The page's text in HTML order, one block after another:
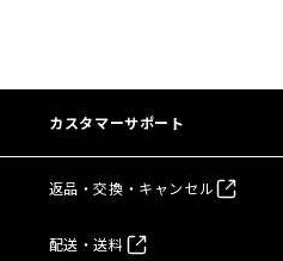
カスタマーサポート
返品・交換・キャンセル
配送・送料